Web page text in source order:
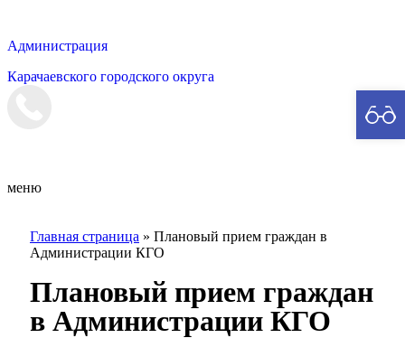
Администрация
Карачаевского городского округа
меню
Главная страница » Плановый прием граждан в
Администрации КГО
Плановый прием граждан
в Администрации КГО